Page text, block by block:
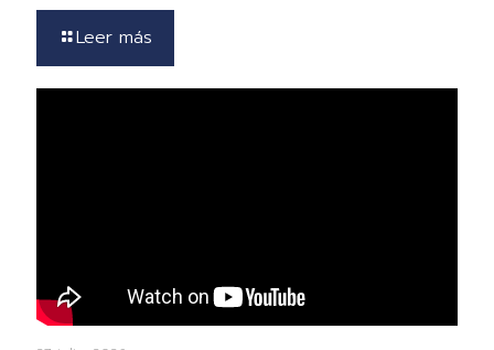
Leer más